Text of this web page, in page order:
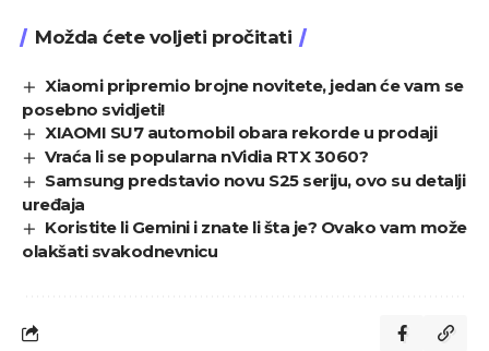
Možda ćete voljeti pročitati
Xiaomi pripremio brojne novitete, jedan će vam se
posebno svidjeti!
XIAOMI SU7 automobil obara rekorde u prodaji
Vraća li se popularna nVidia RTX 3060?
Samsung predstavio novu S25 seriju, ovo su detalji
uređaja
Koristite li Gemini i znate li šta je? Ovako vam može
olakšati svakodnevnicu